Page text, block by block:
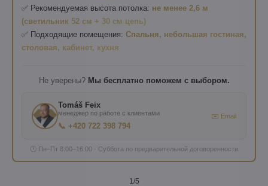
✅ Рекомендуемая высота потолка: не менее 2,6 м
(светильник 52 см + 30 см цепь)
✅ Подходящие помещения: Спальня, небольшая гостиная,
столовая, кабинет, кухня
Не уверены? Мы бесплатно поможем с выбором.
Tomáš Feix
менеджер по работе с клиентами
📞 +420 722 398 794
✉️ Email
🕐 Пн–Пт 8:00–16:00 · Суббота по предварительной договоренности
1/5